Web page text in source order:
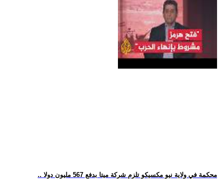
.. محكمة في ولاية نيو مكسيكو تلزم شركة ميتا بدفع 567 مليون دولا